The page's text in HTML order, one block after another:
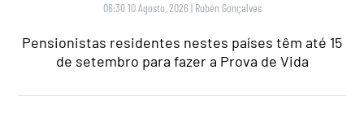
06:30 10 Agosto, 2026 | Rubén Gonçalves
Pensionistas residentes nestes países têm até 15
de setembro para fazer a Prova de Vida